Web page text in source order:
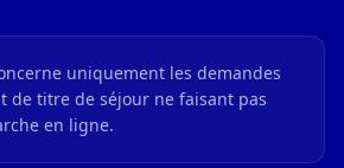
uniquement les demandes
de titre de séjour ne faisant pas
en ligne.